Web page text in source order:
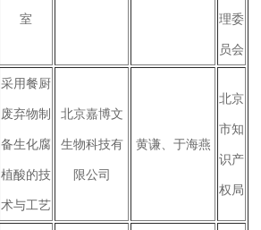
室 理委
员会
采用餐厨
废弃物制
备生化腐
植酸的技
术与工艺
北京嘉博文
生物科技有
限公司
黄谦、于海燕
北京
市知
识产
权局